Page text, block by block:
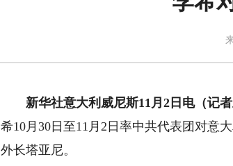
新华社意大利威尼斯11月2日电（记者
希10月30日至11月2日率中共代表团对意
外长塔亚尼。